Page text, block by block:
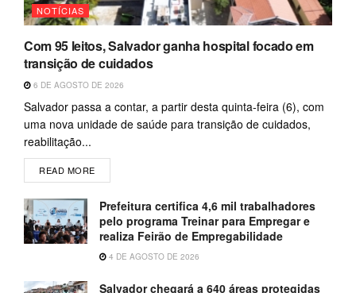
NOTÍCIAS
Com 95 leitos, Salvador ganha hospital focado em
transição de cuidados
6 DE AGOSTO DE 2026
Salvador passa a contar, a partir desta quinta-feira (6), com
uma nova unidade de saúde para transição de cuidados,
reabilitação...
READ MORE
Prefeitura certifica 4,6 mil trabalhadores
pelo programa Treinar para Empregar e
realiza Feirão de Empregabilidade
4 DE AGOSTO DE 2026
Salvador chegará a 640 áreas protegidas